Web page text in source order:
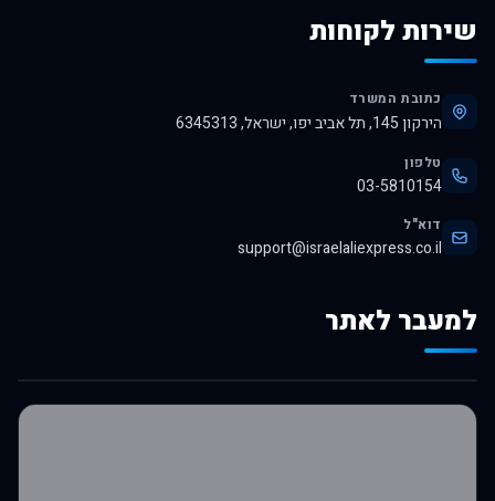
שירות לקוחות
כתובת המשרד
הירקון 145, תל אביב יפו, ישראל, 6345313
טלפון
03-5810154
דוא"ל
support@israelaliexpress.co.il
למעבר לאתר
לרכישה באלי אקספרס